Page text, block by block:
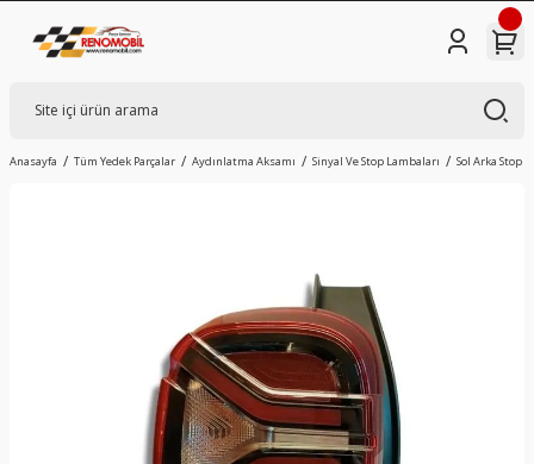
Anasayfa Tüm Yedek Parçalar Aydınlatma Aksamı Sinyal Ve Stop Lambaları Sol Arka Stop